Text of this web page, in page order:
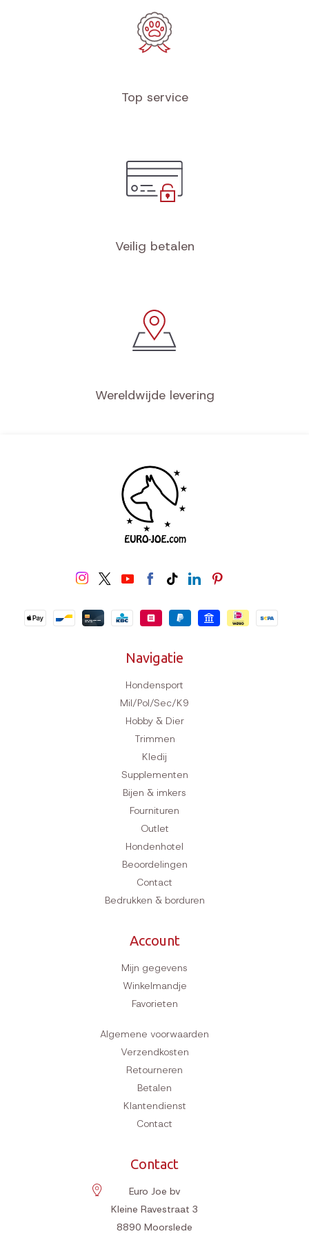
Top service
Veilig betalen
Wereldwijde levering
Navigatie
Hondensport
Mil/Pol/Sec/K9
Hobby & Dier
Trimmen
Kledij
Supplementen
Bijen & imkers
Fournituren
Outlet
Hondenhotel
Beoordelingen
Contact
Bedrukken & borduren
Account
Mijn gegevens
Winkelmandje
Favorieten
Algemene voorwaarden
Verzendkosten
Retourneren
Betalen
Klantendienst
Contact
Contact
Euro Joe bv
Kleine Ravestraat 3
8890 Moorslede